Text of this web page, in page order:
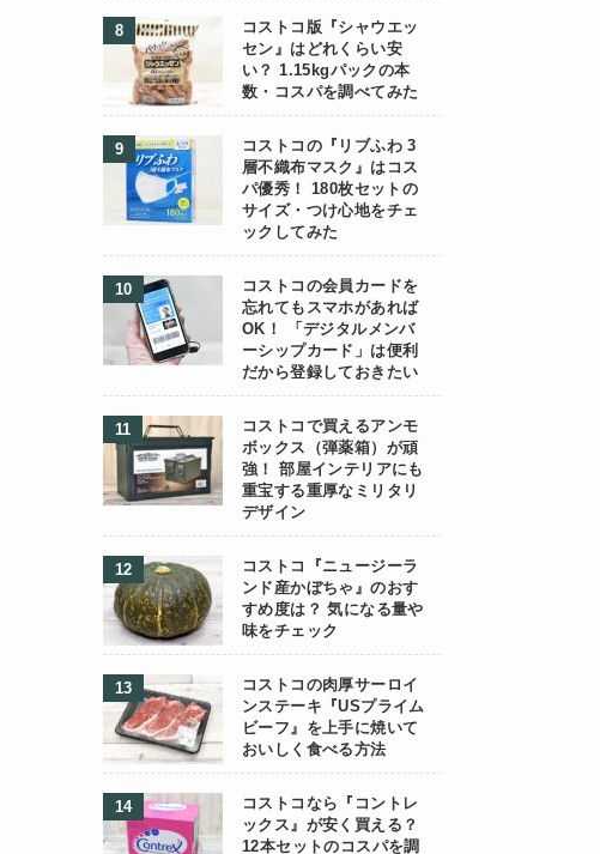
コストコ版『シャウエッ
セン』はどれくらい安
い？ 1.15kgパックの本
数・コスパを調べてみた
コストコの『リブふわ 3
層不織布マスク』はコス
パ優秀！ 180枚セットの
サイズ・つけ心地をチェ
ックしてみた
コストコの会員カードを
忘れてもスマホがあれば
OK！ 「デジタルメンバ
ーシップカード」は便利
だから登録しておきたい
コストコで買えるアンモ
ボックス（弾薬箱）が頑
強！ 部屋インテリアにも
重宝する重厚なミリタリ
デザイン
コストコ『ニュージーラ
ンド産かぼちゃ』のおす
すめ度は？ 気になる量や
味をチェック
コストコの肉厚サーロイ
ンステーキ『USプライム
ビーフ』を上手に焼いて
おいしく食べる方法
コストコなら『コントレ
ックス』が安く買える？
12本セットのコスパを調